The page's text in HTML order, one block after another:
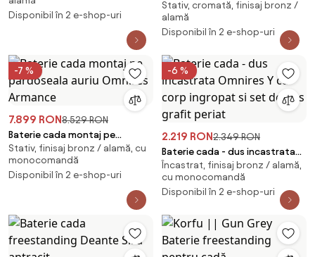
Disponibil în 2 e-shop-uri
montaj pe pardoseala Omnires
Armance
Stativ, cromată, finisaj bronz /
alamă
Disponibil în 2 e-shop-uri
-7 %
7.899 RON8.529 RON
Baterie cada montaj pe
pardoseala auriu Omnires
Armance
Stativ, finisaj bronz / alamă, cu
monocomandă
Disponibil în 2 e-shop-uri
-6 %
2.219 RON2.349 RON
Baterie cada - dus incastrata
Omnires Y cu corp ingropat si
set de dus grafit periat
Încastrat, finisaj bronz / alamă,
cu monocomandă
Disponibil în 2 e-shop-uri